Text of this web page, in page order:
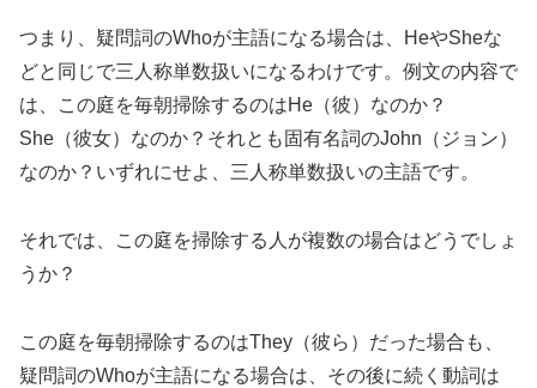
つまり、疑問詞のWhoが主語になる場合は、HeやSheな
どと同じで三人称単数扱いになるわけです。例文の内容で
は、この庭を毎朝掃除するのはHe（彼）なのか？
She（彼女）なのか？それとも固有名詞のJohn（ジョン）
なのか？いずれにせよ、三人称単数扱いの主語です。
それでは、この庭を掃除する人が複数の場合はどうでしょ
うか？
この庭を毎朝掃除するのはThey（彼ら）だった場合も、
疑問詞のWhoが主語になる場合は、その後に続く動詞は